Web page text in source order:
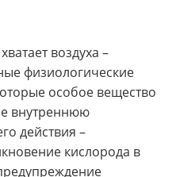
воздуха –
физиологические
особое вещество
внутреннюю
действия –
кислорода в